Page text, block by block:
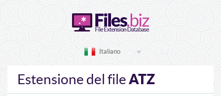
Italiano
Estensione del fileATZ